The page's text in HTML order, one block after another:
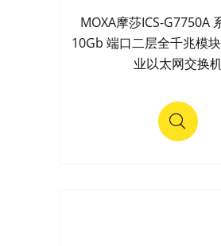
MOXA摩莎ICS-G7750A
10Gb 端口二层全千兆模
业以太网交换